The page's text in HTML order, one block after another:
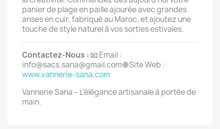
panier de plage en paille ajourée avec grandes
anses en cuir, fabriqué au Maroc, et ajoutez une
touche de style naturel à vos sorties estivales.
Contactez-Nous : 📧 Email :
info@sacs.sana@gmail.com🌐 Site Web :
www.vannerie-sana.com
Vannerie Sana – L'élégance artisanale à portée de
main.